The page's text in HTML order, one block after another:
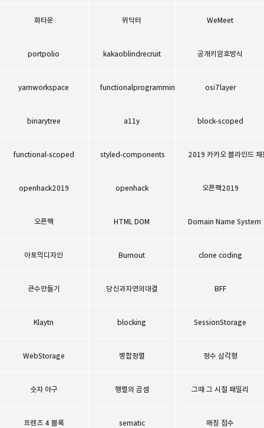
화타운 위닥터 WeMeet
portpolio kakaoblindrecruit 공개키암호방식
yarnworkspace functionalprogramming osi7layer
binarytree a11y block-scoped
functional-scoped styled-components 2019 카카오 블라인드 채
openhack2019 openhack 오픈핵2019
오픈핵 HTML DOM Domain Name System
아토믹디자인 Burnout clone coding
큰수만들기 당신과자연의대결 BFF
Klaytn blocking SessionStorage
WebStorage 병합정렬 정수 삼각형
숫자 야구 행렬의 곱셈 그때 그 시절 패밀리
프렌즈 4 블록 sematic 매칭 점수